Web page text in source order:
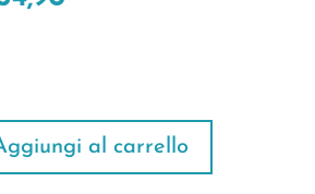
€34,90.
al carrello